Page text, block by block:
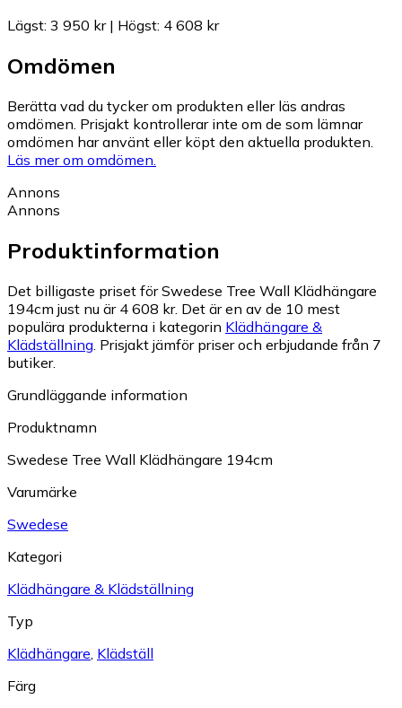
Lägst: 3 950 kr| Högst: 4 608 kr
Omdömen
Berätta vad du tycker om produkten eller läs andras
omdömen. Prisjakt kontrollerar inte om de som lämnar
omdömen har använt eller köpt den aktuella produkten.
Läs mer om omdömen.
Annons
Annons
Produktinformation
Det billigaste priset för Swedese Tree Wall Klädhängare
194cm just nu är 4 608 kr. Det är en av de 10 mest
populära produkterna i kategorin Klädhängare &
Klädställning. Prisjakt jämför priser och erbjudande från 7
butiker.
Grundläggande information
Produktnamn
Swedese Tree Wall Klädhängare 194cm
Varumärke
Swedese
Kategori
Klädhängare & Klädställning
Typ
Klädhängare, Klädställ
Färg